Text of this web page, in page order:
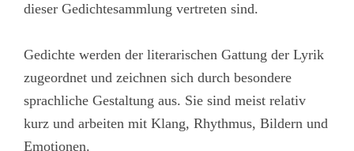
dieser Gedichtesammlung vertreten sind.
Gedichte werden der literarischen Gattung der Lyrik
zugeordnet und zeichnen sich durch besondere
sprachliche Gestaltung aus. Sie sind meist relativ
kurz und arbeiten mit Klang, Rhythmus, Bildern und
Emotionen.